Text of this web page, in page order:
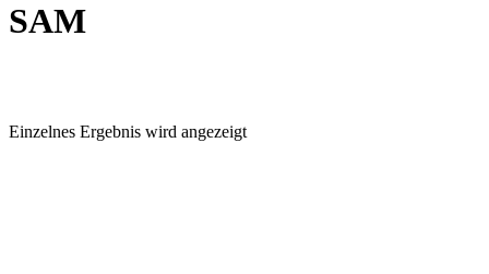
SAM
Einzelnes Ergebnis wird angezeigt